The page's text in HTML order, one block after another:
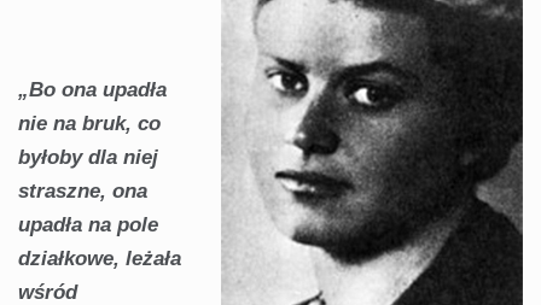
„Bo ona upadła
nie na bruk, co
byłoby dla niej
straszne, ona
upadła na pole
działkowe, leżała
wśród